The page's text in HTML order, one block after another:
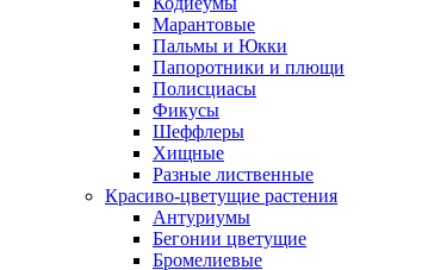
Марантовые
Пальмы и Юкки
Папоротники и плющи
Полисциасы
Фикусы
Шеффлеры
Хищные
Разные лиственные
Красиво-цветущие растения
Антуриумы
Бегонии цветущие
Бромелиевые